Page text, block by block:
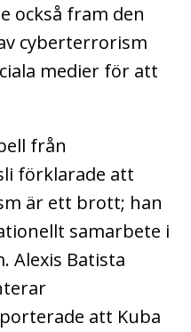
också fram den
cyberterrorism
medier för att
från
förklarade att
är ett brott; han
samarbete i
Alexis Batista
att Kuba